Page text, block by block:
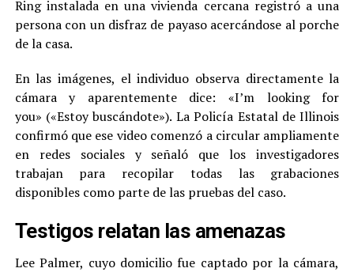
Ring instalada en una vivienda cercana registró a una
persona con un disfraz de payaso acercándose al porche
de la casa.
En las imágenes, el individuo observa directamente la
cámara y aparentemente dice: «I’m looking for
you» («Estoy buscándote»). La Policía Estatal de Illinois
confirmó que ese video comenzó a circular ampliamente
en redes sociales y señaló que los investigadores
trabajan para recopilar todas las grabaciones
disponibles como parte de las pruebas del caso.
Testigos relatan las amenazas
Lee Palmer, cuyo domicilio fue captado por la cámara,